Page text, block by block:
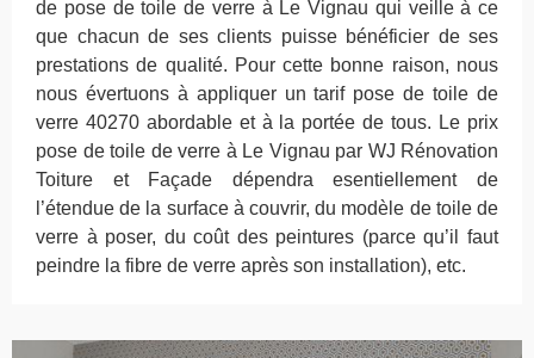
de pose de toile de verre à Le Vignau qui veille à ce
que chacun de ses clients puisse bénéficier de ses
prestations de qualité. Pour cette bonne raison, nous
nous évertuons à appliquer un tarif pose de toile de
verre 40270 abordable et à la portée de tous. Le prix
pose de toile de verre à Le Vignau par WJ Rénovation
Toiture et Façade dépendra esentiellement de
l’étendue de la surface à couvrir, du modèle de toile de
verre à poser, du coût des peintures (parce qu’il faut
peindre la fibre de verre après son installation), etc.